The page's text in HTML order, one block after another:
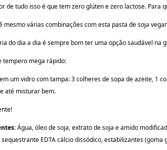
de tudo isso é que tem zero glúten e zero lactose. Para
mesmo várias combinações com esta pasta de soja
do dia a dia é sempre bom ter uma opção saudável na
tempero mega rápido:
um vidro com tampa: 3 colheres de sopa de azeite, 1
até misturar bem.
:Água, óleo de soja, extrato de soja e amido
EDTA cálciodissódico, estabilizantes (goma